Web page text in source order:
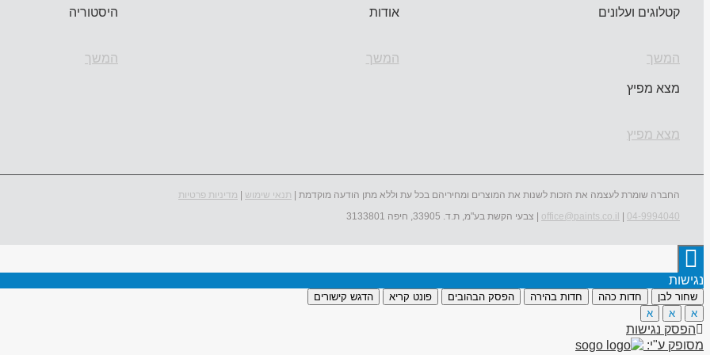
קטלוגים ועלונים
המשך
אודות
המשך
היסטוריה
המשך
מצא מפיץ
מצא מפיץ
החברה שומרת לעצמה את הזכות לשנות את המוצרים ומחיריהם בכל עת וללא מתן הודעה מוקדמת | תנאי שימוש
מדיניות פרטיות
04-9994040
office@paints.co.il | צבעי הקשת בע"מ, ת.ד. 33905, חיפה 3133801
נגישות
שחור לבן חדות כהה חדות בהירה הפסק הבהובים פונט קריא
הדגש קישורים
א
א א
הפסק נגישות
מסופק ע"י: